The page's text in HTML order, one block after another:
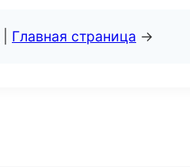
Главная страница →